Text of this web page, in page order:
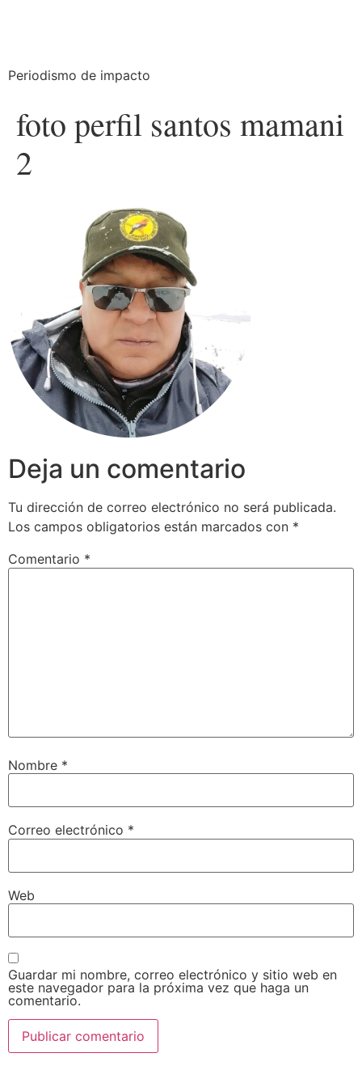
Periodismo de impacto
foto perfil santos mamani
2
Deja un comentario
Tu dirección de correo electrónico no será publicada.
Los campos obligatorios están marcados con *
Comentario *
Nombre *
Correo electrónico *
Web
Guardar mi nombre, correo electrónico y sitio web en
este navegador para la próxima vez que haga un
comentario.